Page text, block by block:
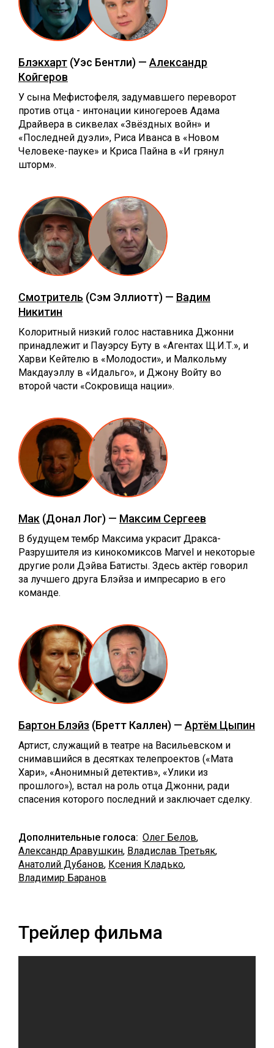
Блэкхарт (Уэс Бентли) — Александр
Койгеров
У сына Мефистофеля, задумавшего переворот
против отца - интонации киногероев Адама
Драйвера в сиквелах «Звёздных войн» и
«Последней дуэли», Риса Иванса в «Новом
Человеке-пауке» и Криса Пайна в «И грянул
шторм».
Смотритель (Сэм Эллиотт) — Вадим
Никитин
Колоритный низкий голос наставника Джонни
принадлежит и Пауэрсу Буту в «Агентах Щ.И.Т.», и
Харви Кейтелю в «Молодости», и Малкольму
Макдауэллу в «Идальго», и Джону Войту во
второй части «Сокровища нации».
Мак (Донал Лог) — Максим Сергеев
В будущем тембр Максима украсит Дракса-
Разрушителя из кинокомиксов Marvel и некоторые
другие роли Дэйва Батисты. Здесь актёр говорил
за лучшего друга Блэйза и импресарио в его
команде.
Бартон Блэйз (Бретт Каллен) — Артём Цыпин
Артист, служащий в театре на Васильевском и
снимавшийся в десятках телепроектов («Мата
Хари», «Анонимный детектив», «Улики из
прошлого»), встал на роль отца Джонни, ради
спасения которого последний и заключает сделку.
Дополнительные голоса: Олег Белов,
Александр Аравушкин, Владислав Третьяк,
Анатолий Дубанов, Ксения Кладько,
Владимир Баранов
Трейлер фильма